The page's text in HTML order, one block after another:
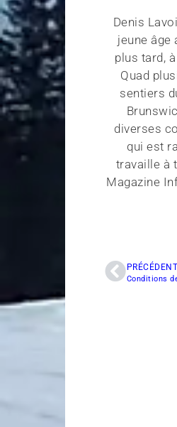
Denis
jeune âge
plus tard,
Quad
sentiers
diverses
qui est
travaille à
Magazine
PRÉCÉDENT
Conditions